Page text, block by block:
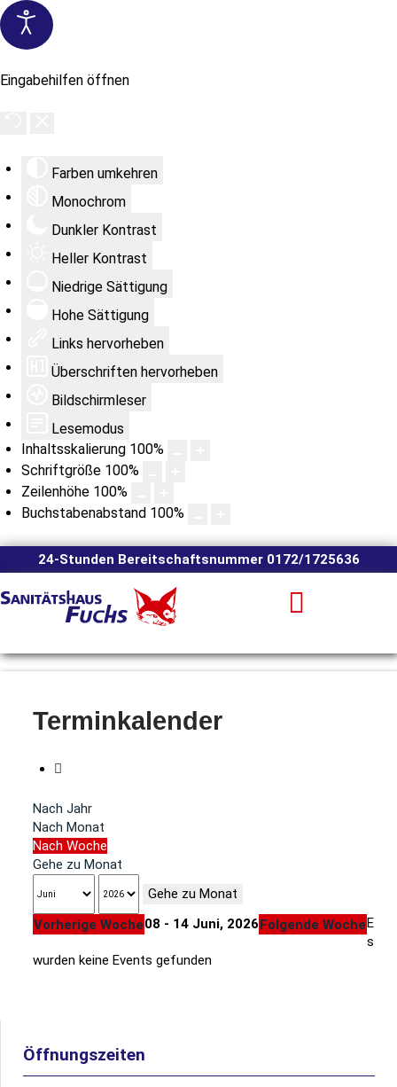
Eingabehilfen öffnen
Farben umkehren
Monochrom
Dunkler Kontrast
Heller Kontrast
Niedrige Sättigung
Hohe Sättigung
Links hervorheben
Überschriften hervorheben
Bildschirmleser
Lesemodus
Inhaltsskalierung 100%
Schriftgröße 100%
Zeilenhöhe 100%
Buchstabenabstand 100%
24-Stunden Bereitschaftsnummer 0172/1725636
Terminkalender
Nach Jahr
Nach Monat
Nach Woche
Gehe zu Monat
Gehe zu Monat
Vorherige Woche08 - 14 Juni, 2026 Folgende Woche E
s
wurden keine Events gefunden
Öffnungszeiten